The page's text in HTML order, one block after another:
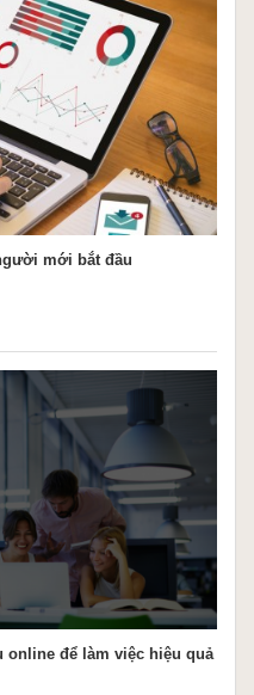
mới bắt đầu
online để làm việc hiệu quả